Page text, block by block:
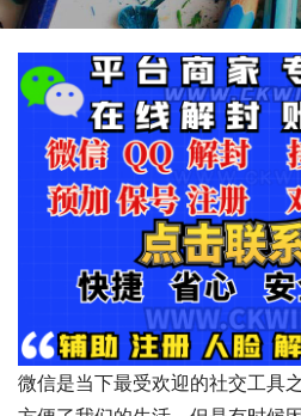
微信是当下最受欢迎的社交工具